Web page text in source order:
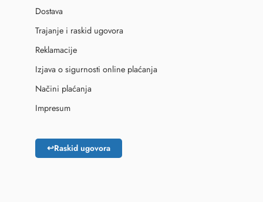
Dostava
Trajanje i raskid ugovora
Reklamacije
Izjava o sigurnosti online plaćanja
Načini plaćanja
Impresum
↩Raskid ugovora